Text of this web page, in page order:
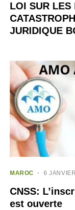
LOI SUR LES
JURIDIQUE
MAROC 6
CNSS:
est ouverte